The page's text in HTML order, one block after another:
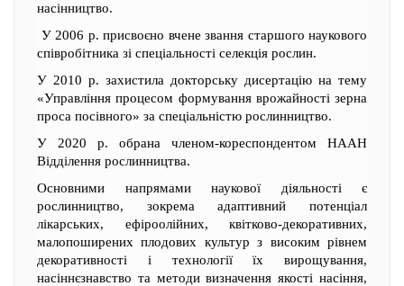
насінництво.
У 2006 р. присвоєно вчене звання старшого наукового
співробітника зі спеціальності селекція рослин.
У 2010 р. захистила докторську дисертацію на тему
«Управління процесом формування врожайності зерна
проса посівного» за спеціальністю рослинництво.
У 2020 р. обрана членом-кореспондентом НААН
Відділення рослинництва.
Основними напрямами наукової діяльності є
рослинництво, зокрема адаптивний потенціал
лікарських, ефіроолійних, квітково-декоративних,
малопоширених плодових культур з високим рівнем
декоративності і технології їх вирощування,
насіннєзнавство та методи визначення якості насіння,